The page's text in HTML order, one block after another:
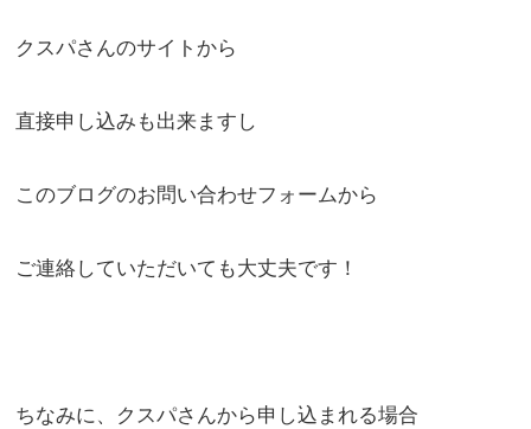
クスパさんのサイトから
直接申し込みも出来ますし
このブログのお問い合わせフォームから
ご連絡していただいても大丈夫です！
ちなみに、クスパさんから申し込まれる場合